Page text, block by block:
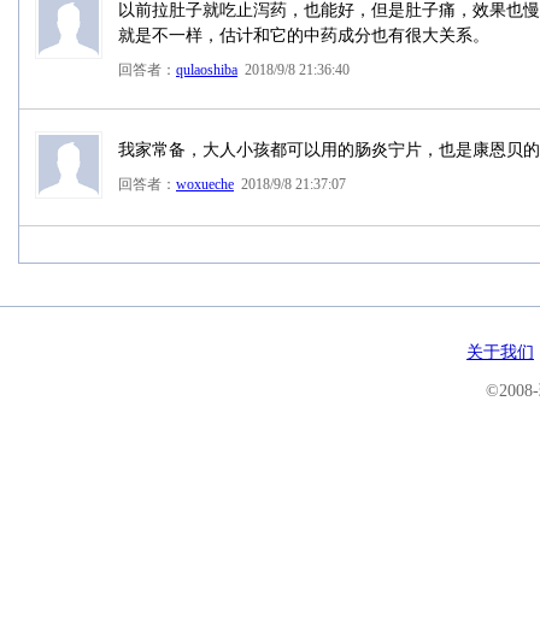
以前拉肚子就吃止泻药，也能好，但是肚子痛，效果也
就是不一样，估计和它的中药成分也有很大关系。
回答者： qulaoshiba 2018/9/8 21:36:40
我家常备，大人小孩都可以用的肠炎宁片，也是康恩贝
回答者： woxueche 2018/9/8 21:37:07
关于我们